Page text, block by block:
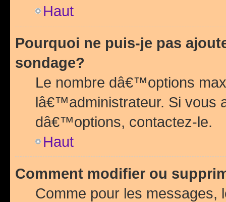
Haut
Pourquoi ne puis-je pas
sondage?
Le nombre dâ€™options
lâ€™administrateur. Si vous
dâ€™options, contactez-le.
Haut
Comment modifier ou
Comme pour les messages,